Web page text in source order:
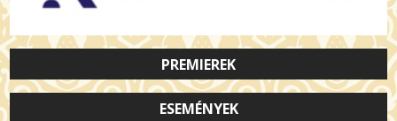
PREMIEREK
ESEMÉNYEK